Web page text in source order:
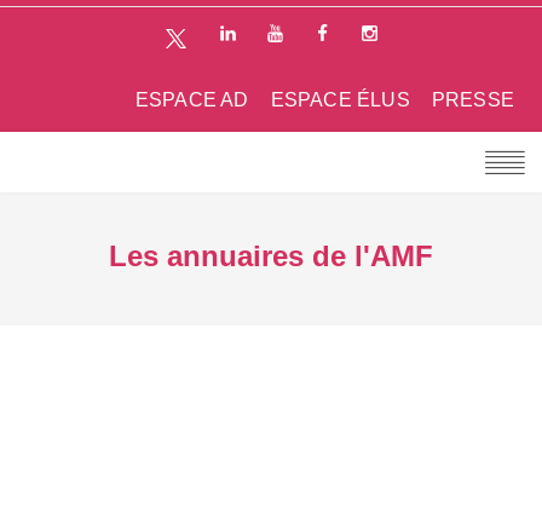
PRESSE
ESPACE ÉLUS
ESPACE AD
Les annuaires de l'AMF